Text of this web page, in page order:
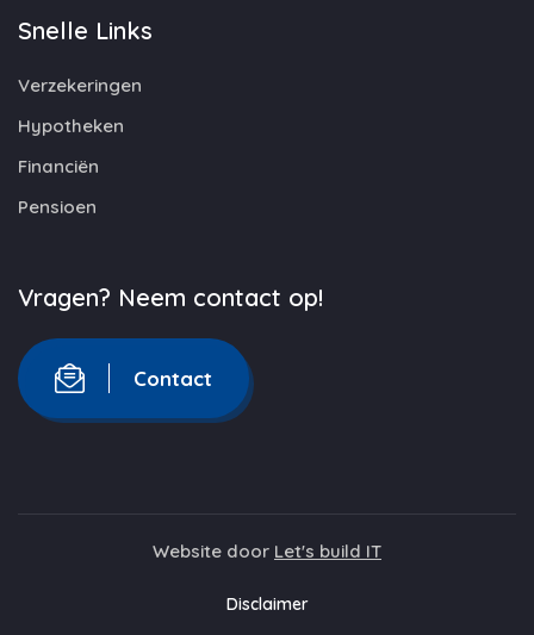
Snelle Links
Verzekeringen
Hypotheken
Financiën
Pensioen
Vragen? Neem contact op!
Contact
Website door Let's build IT
Disclaimer